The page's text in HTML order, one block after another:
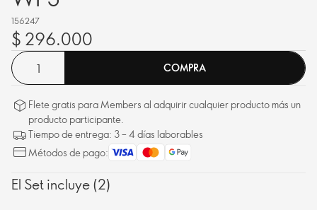
156247
$ 296.000
COMPRA
Flete gratis para Members al adquirir cualquier producto más un
producto participante.
Tiempo de entrega: 3 – 4 días laborables
Métodos de pago:
El Set incluye (2)